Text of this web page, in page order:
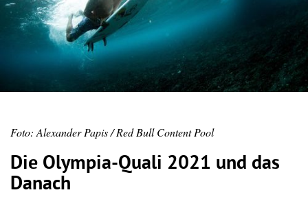
Foto: Alexander Papis / Red Bull Content Pool
Die Olympia-Quali 2021 und das
Danach